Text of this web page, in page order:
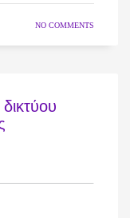
NO COMMENTS